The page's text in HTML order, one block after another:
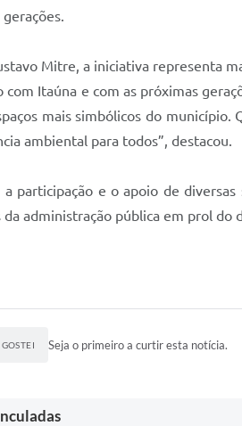
Mitre, a iniciativa representa
com Itaúna e com as próximas
mais simbólicos do
ambiental para todos”, destacou.
participação e o apoio de
administração pública em prol do
Seja o primeiro a curtir esta notícia.